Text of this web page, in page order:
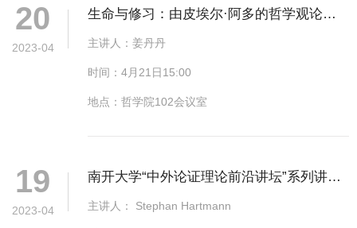
20
2023-04
生命与修习：由皮埃尔·阿多的哲学观论中
西会通
主讲人：姜丹丹
时间：4月21日15:00
地点：哲学院102会议室
19
2023-04
南开大学“中外论证理论前沿讲坛”系列讲座
第六讲
主讲人： Stephan Hartmann